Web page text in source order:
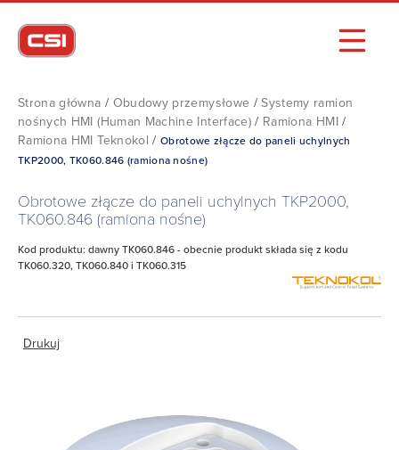
Strona główna / Obudowy przemysłowe /Systemy ramion
nośnych HMI (Human Machine Interface)/ Ramiona HMI/
Ramiona HMI Teknokol /Obrotowe złącze do paneli uchylnych
TKP2000, TK060.846 (ramiona nośne)
Obrotowe złącze do paneli uchylnych TKP2000,
TK060.846 (ramiona nośne)
Kod produktu: dawny TK060.846 - obecnie produkt składa się z kodu
TK060.320, TK060.840 i TK060.315
Drukuj